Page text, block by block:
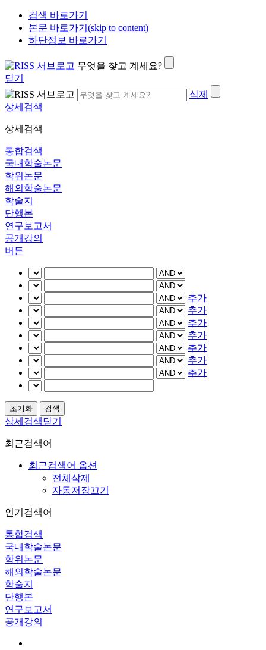
검색 바로가기
본문 바로가기(skip to content)
하단정보 바로가기
무엇을 찾고 계세요?
닫기
삭제
상세검색
상세검색
통합검색
국내학술논문
학위논문
해외학술논문
학술지
단행본
연구보고서
공개강의
버튼
추가
추가
추가
추가
추가
추가
추가
상세검색닫기
최근검색어
최근검색어 옵션
전체삭제
자동저장끄기
인기검색어
통합검색
국내학술논문
학위논문
해외학술논문
학술지
단행본
연구보고서
공개강의